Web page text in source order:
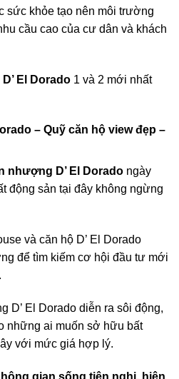
sức khỏe tạo nên môi trường
cầu cao của cư dân và khách
El Dorado 1 và 2 mới nhất
– Quỹ căn hộ view đẹp –
nhượng D’ El Dorado ngày
động sản tại đây không ngừng
và căn hộ D’ El Dorado
để tìm kiếm cơ hội đầu tư mới
D’ El Dorado diễn ra sôi động,
những ai muốn sở hữu bất
với mức giá hợp lý.
gian sống tiện nghi, hiện